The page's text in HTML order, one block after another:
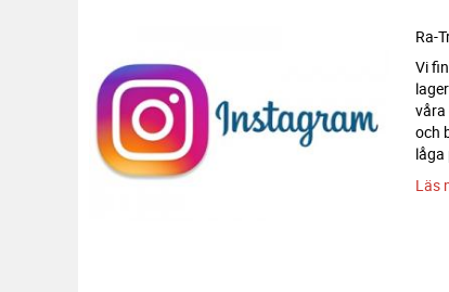
Ra-
Vi
och
låga
Läs